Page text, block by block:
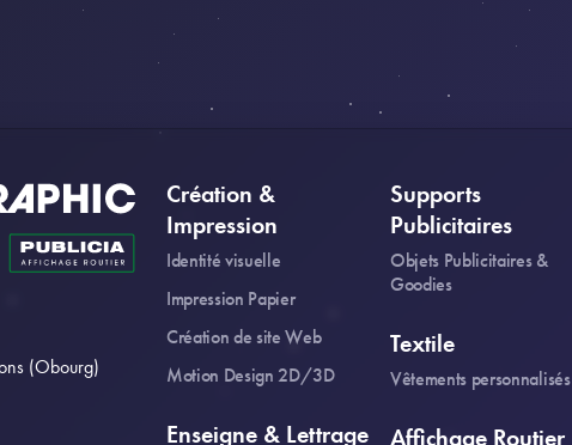
(Obourg)
Création &
Impression
Identité visuelle
Impression Papier
Création de site Web
Motion Design 2D/3D
Enseigne & Lettrage
Supports
Publicitaires
Objets Publicitaires &
Goodies
Textile
Vêtements personnalisés
Affichage Routier